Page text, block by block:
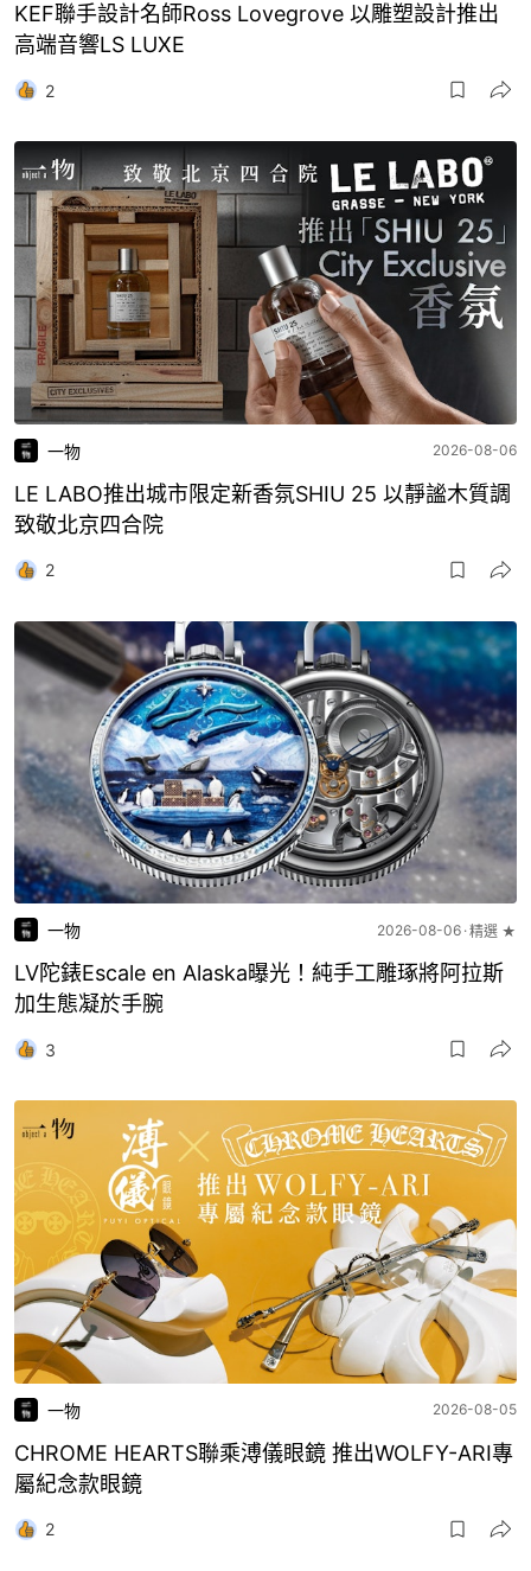
KEF聯手設計名師Ross Lovegrove 以雕塑設計推出
高端音響LS LUXE
2
一物 2026-08-06
LE LABO推出城市限定新香氛SHIU 25 以靜謐木質調
致敬北京四合院
2
一物 2026-08-06 精選 ★
LV陀錶Escale en Alaska曝光！純手工雕琢將阿拉斯
加生態凝於手腕
3
一物 2026-08-05
CHROME HEARTS聯乘溥儀眼鏡 推出WOLFY-ARI專
屬紀念款眼鏡
2